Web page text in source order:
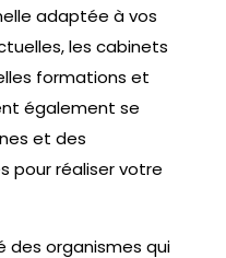
adaptée à vos
les cabinets
formations et
également se
et des
pour réaliser votre
des organismes qui